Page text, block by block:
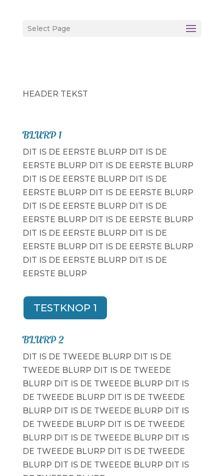
Select Page
HEADER TEKST
BLURP 1
DIT IS DE EERSTE BLURP DIT IS DE
EERSTE BLURP DIT IS DE EERSTE BLURP
DIT IS DE EERSTE BLURP DIT IS DE
EERSTE BLURP DIT IS DE EERSTE BLURP
DIT IS DE EERSTE BLURP DIT IS DE
EERSTE BLURP DIT IS DE EERSTE BLURP
DIT IS DE EERSTE BLURP DIT IS DE
EERSTE BLURP DIT IS DE EERSTE BLURP
DIT IS DE EERSTE BLURP DIT IS DE
EERSTE BLURP
TESTKNOP 1
BLURP 2
DIT IS DE TWEEDE BLURP DIT IS DE
TWEEDE BLURP DIT IS DE TWEEDE
BLURP DIT IS DE TWEEDE BLURP DIT IS
DE TWEEDE BLURP DIT IS DE TWEEDE
BLURP DIT IS DE TWEEDE BLURP DIT IS
DE TWEEDE BLURP DIT IS DE TWEEDE
BLURP DIT IS DE TWEEDE BLURP DIT IS
DE TWEEDE BLURP DIT IS DE TWEEDE
BLURP DIT IS DE TWEEDE BLURP DIT IS